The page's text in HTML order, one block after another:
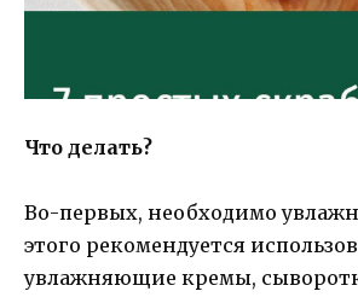
Что делать?
Во-первых, необходимо
этого рекомендуется
увлажняющие кремы,